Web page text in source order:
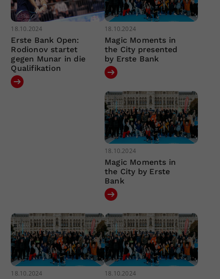
18.10.2024
Erste Bank Open:
Rodionov startet
gegen Munar in die
Qualifikation
18.10.2024
Magic Moments in
the City presented
by Erste Bank
18.10.2024
Magic Moments in
the City by Erste
Bank
18.10.2024 18.10.2024